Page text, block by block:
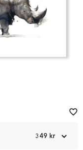
349 kr
favorite_border